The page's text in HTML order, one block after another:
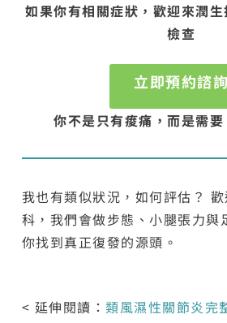
如果你有相關症狀，歡迎來潤
檢查
立即預約諮詢
你不是只有痠痛，而是需要
我也有類似狀況，如何評估？
科，我們會做步態、小腿張力與
你找到真正復發的源頭。
< 延伸閱讀：類風濕性關節炎完